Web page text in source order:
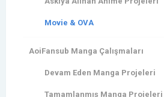
Movie & OVA
AoiFansub Manga Çalışmaları
Devam Eden Manga Projeleri
Tamamlanmış Manga Projeleri